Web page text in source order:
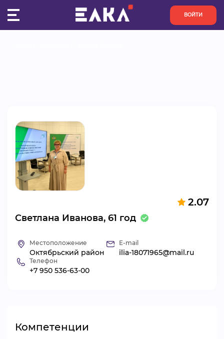
ВОЙТИ
АКТИВИСТЫ
ПРОЕКТЫ
АНАЛИТИКА
2.07
Светлана Иванова, 61 год
Местоположение
Октябрьский район
E-mail
ilia-18071965@mail.ru
Телефон
+7 950 536-63-00
Компетенции